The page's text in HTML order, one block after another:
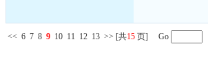
<< 6 7 8 9 10 11 12 13 >> [共15 页] Go